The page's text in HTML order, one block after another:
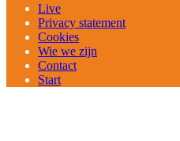
Live
Privacy statement
Cookies
Wie we zijn
Contact
Start